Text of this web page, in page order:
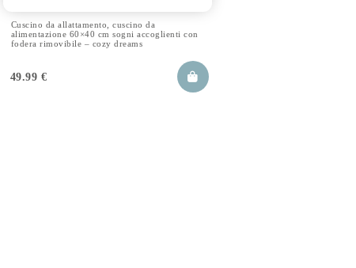
Cuscino da allattamento, cuscino da
alimentazione 60×40 cm sogni accoglienti con
fodera rimovibile – cozy dreams
49.99 €